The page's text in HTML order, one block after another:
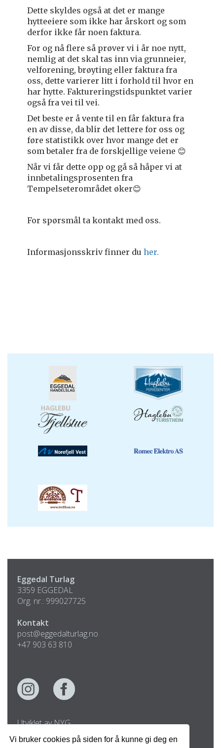
Vi bruker cookies på siden for å kunne gi deg en
Dette skyldes også at det er mange
hytteeiere som ikke har årskort og som
derfor ikke får noen faktura.
For og nå flere så prøver vi i år noe nytt,
nemlig at det skal tas inn via grunneier,
velforening, brøyting eller faktura fra
oss, dette varierer litt i forhold til hvor en
har hytte. Faktureringstidspunktet varier
også fra vei til vei.
Det beste er å vente til en får faktura fra
en av disse, da blir det lettere for oss og
føre statistikk over hvor mange det er
som betaler fra de forskjellige veiene 😊
Når vi får dette opp og gå så håper vi at
innbetalingsprosenten fra
Tempelseterområdet øker😊
For spørsmål ta kontakt med oss.
Informasjonsskriv finner du her.
Eggedal Turlag
3359 EGGEDAL
Org. nr.: 999027725
Kontakt
post@eggedalturlag.no
+47 903 63 810
Utviklet av NYG
Copyright © 2026